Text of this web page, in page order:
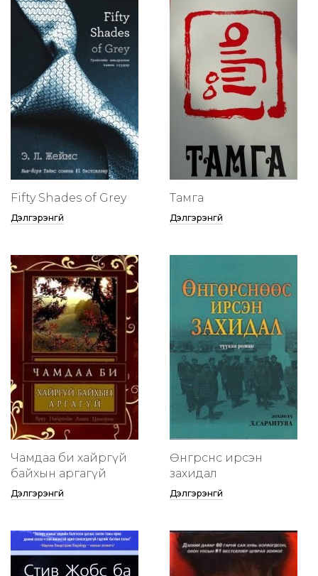
Fifty Shades of Grey
Дэлгэрэнгүй
Тамга
Дэлгэрэнгүй
Чамдаа би хайргүй
байхын аргагүй
Дэлгэрэнгүй
Өнгөрснөөс ирсэн
захидал
Дэлгэрэнгүй